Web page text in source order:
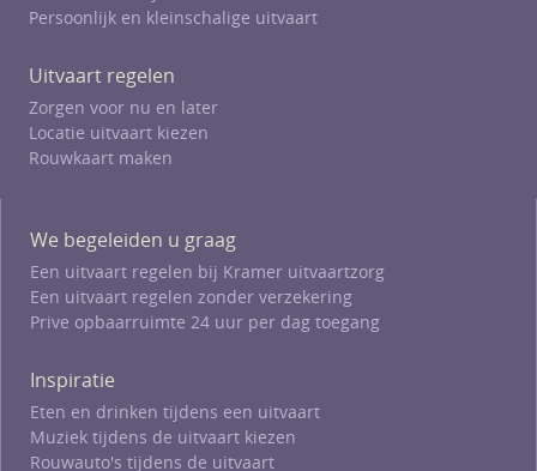
Persoonlijk en kleinschalige uitvaart
Uitvaart regelen
Zorgen voor nu en later
Locatie uitvaart kiezen
Rouwkaart maken
We begeleiden u graag
Een uitvaart regelen bij Kramer uitvaartzorg
Een uitvaart regelen zonder verzekering
Prive opbaarruimte 24 uur per dag toegang
Inspiratie
Eten en drinken tijdens een uitvaart
Muziek tijdens de uitvaart kiezen
Rouwauto's tijdens de uitvaart